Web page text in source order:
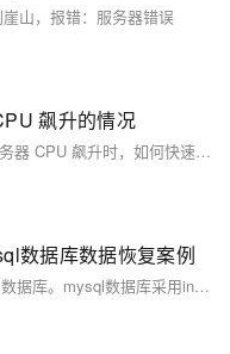
山，报错：服务器错误
飙升的情况
大家好，我是 V 哥。当 MySQL 数据库服务器 CPU 飙升时，如何快速定位和解决问题至关重要。本文整理了一套实用的排查和优化套路，包括使用系统监控工具、分析慢查询日志、优化 SQL 查询、调整 MySQL 配置参数、优化数据库架构及检查硬件资源等步骤。通过一个电商业务系统的案例，详细展示了从问题发现到解决的全过程，帮助你有效降低 CPU 使用率，提升系统性能。关注 V 哥，掌握更多技术干货。
数据库数据恢复案例
某ECS网站服务器，linux操作系统+mysql数据库。mysql数据库采用innodb作为默认存储引擎。 在执行数据库版本更新测试时，操作人员误误将在本来应该在测试库执行的sql脚本在生产库上执行，导致生产库上部分表被truncate，还有部分表中少量数据被delete。